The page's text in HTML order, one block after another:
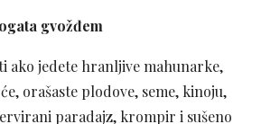
gvožđem
ako jedete hranljive mahunarke,
orašaste plodove, seme, kinoju,
paradajz, krompir i sušeno